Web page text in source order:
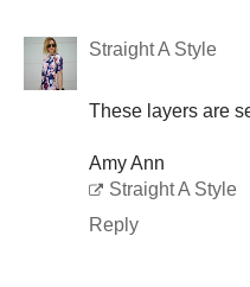
Straight A Style
These layers are
Amy Ann
Straight A Style
Reply